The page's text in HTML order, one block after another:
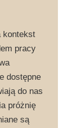
kontekst
pracy
dostępne
do nas
próżnię
są